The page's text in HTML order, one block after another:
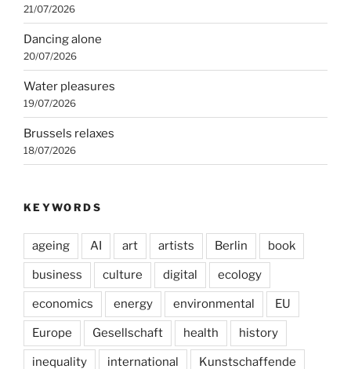
21/07/2026
Dancing alone
20/07/2026
Water pleasures
19/07/2026
Brussels relaxes
18/07/2026
KEYWORDS
ageing AI art artists Berlin book
business culture digital ecology
economics energy environmental EU
Europe Gesellschaft health history
inequality international Kunstschaffende